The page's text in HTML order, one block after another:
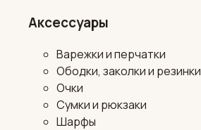
Аксессуары
Варежки и перчатки
Ободки, заколки и резинки
Очки
Сумки и рюкзаки
Шарфы